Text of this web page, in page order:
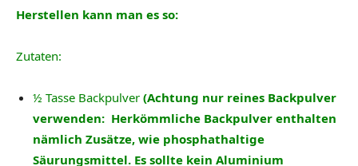
Herstellen kann man es so:
Zutaten:
½ Tasse Backpulver (Achtung nur reines Backpulver
verwenden: Herkömmliche Backpulver enthalten
nämlich Zusätze, wie phosphathaltige
Säurungsmittel. Es sollte kein Aluminium